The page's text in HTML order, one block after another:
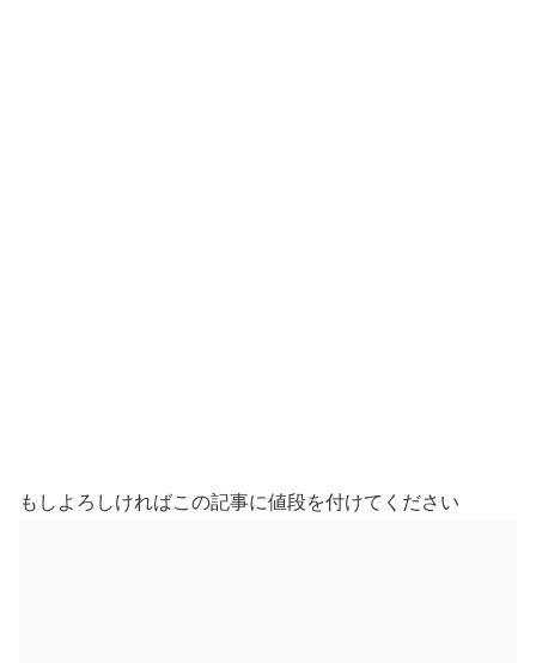
もしよろしければこの記事に値段を付けてください